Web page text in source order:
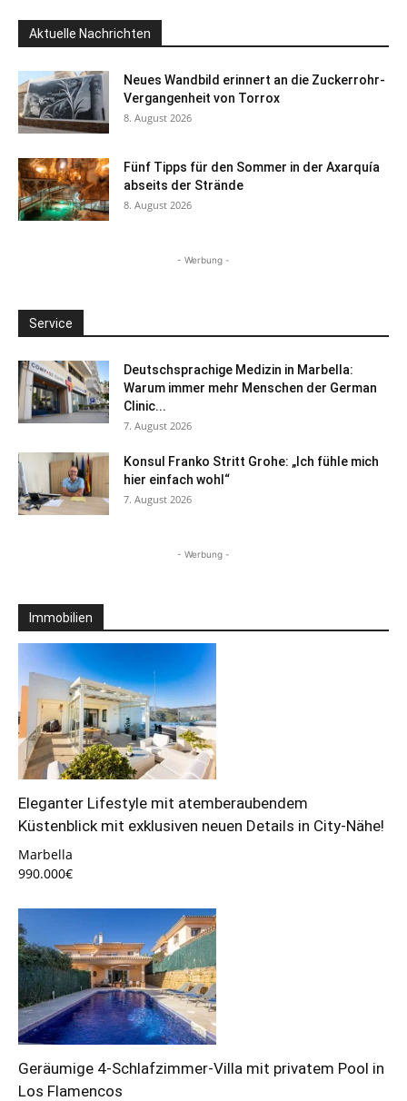
Aktuelle Nachrichten
Neues Wandbild erinnert an die Zuckerrohr-
Vergangenheit von Torrox
8. August 2026
Fünf Tipps für den Sommer in der Axarquía
abseits der Strände
8. August 2026
- Werbung -
Service
Deutschsprachige Medizin in Marbella:
Warum immer mehr Menschen der German
Clinic...
7. August 2026
Konsul Franko Stritt Grohe: „Ich fühle mich
hier einfach wohl“
7. August 2026
- Werbung -
Immobilien
Eleganter Lifestyle mit atemberaubendem
Küstenblick mit exklusiven neuen Details in City-Nähe!
Marbella
990.000€
Geräumige 4-Schlafzimmer-Villa mit privatem Pool in
Los Flamencos